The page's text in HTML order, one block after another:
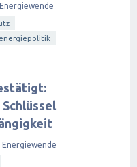
Energiewende
energiepolitik
Energiewende